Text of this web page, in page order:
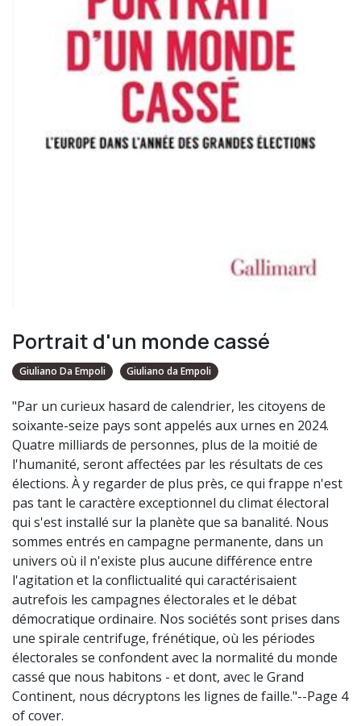
Portrait d'un monde cassé
Giuliano Da Empoli Giuliano da Empoli
"Par un curieux hasard de calendrier, les citoyens de
soixante-seize pays sont appelés aux urnes en 2024.
Quatre milliards de personnes, plus de la moitié de
l'humanité, seront affectées par les résultats de ces
élections. À y regarder de plus près, ce qui frappe n'est
pas tant le caractère exceptionnel du climat électoral
qui s'est installé sur la planète que sa banalité. Nous
sommes entrés en campagne permanente, dans un
univers où il n'existe plus aucune différence entre
l'agitation et la conflictualité qui caractérisaient
autrefois les campagnes électorales et le débat
démocratique ordinaire. Nos sociétés sont prises dans
une spirale centrifuge, frénétique, où les périodes
électorales se confondent avec la normalité du monde
cassé que nous habitons - et dont, avec le Grand
Continent, nous décryptons les lignes de faille."--Page 4
of cover.